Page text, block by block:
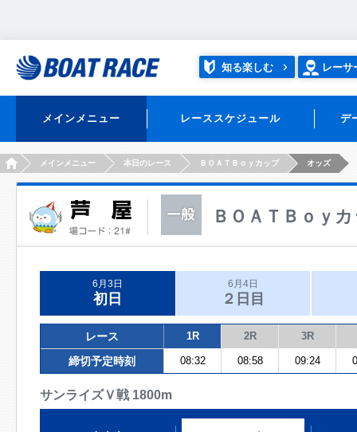
知る楽しむ レーサ
メインメニュー レーススケジュール デ
HOMEメインメニュー 本日のレース ＢＯＡＴＢｏｙカップ オッズ
ＢＯＡＴＢｏｙ
6月3日
初日
6月4日
２日目
レース 1R 2R 3R
締切予定時刻 08:32 08:58 09:24
サンライズＶ戦 1800m